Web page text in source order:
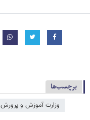
برچسب‌ها
وزارت آموزش و پرورش